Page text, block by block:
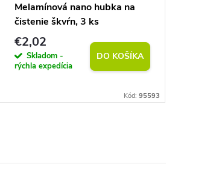
Melamínová nano hubka na
čistenie škvŕn, 3 ks
€2,02
Skladom -
rýchla expedícia
DO KOŠÍKA
Kód: 95593